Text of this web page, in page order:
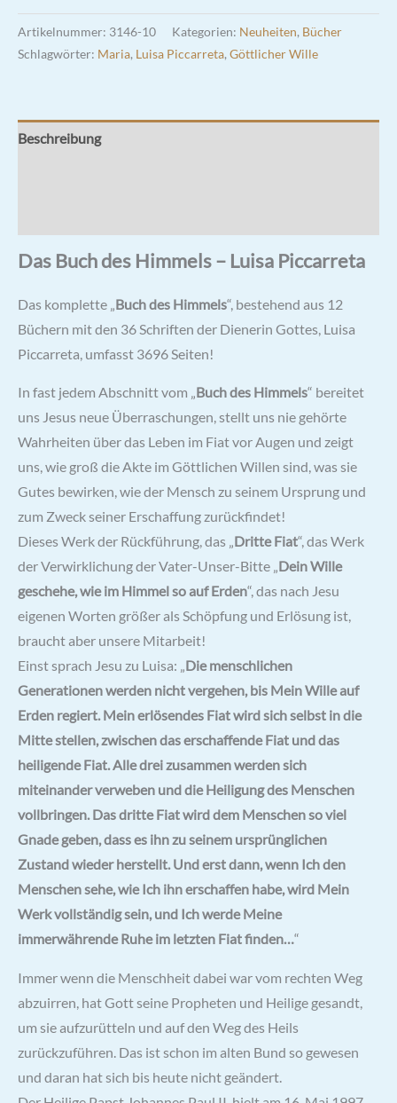
-
Artikelnummer: 3146-10 Kategorien: Neuheiten, Bücher
Schlagwörter: Maria, Luisa Piccarreta, Göttlicher Wille
Beschreibung
Das Buch des Himmels – Luisa Piccarreta
Das komplette „Buch des Himmels“, bestehend aus 12
Büchern mit den 36 Schriften der Dienerin Gottes, Luisa
Piccarreta, umfasst 3696 Seiten!
In fast jedem Abschnitt vom „Buch des Himmels“ bereitet
uns Jesus neue Überraschungen, stellt uns nie gehörte
Wahrheiten über das Leben im Fiat vor Augen und zeigt
uns, wie groß die Akte im Göttlichen Willen sind, was sie
Gutes bewirken, wie der Mensch zu seinem Ursprung und
zum Zweck seiner Erschaffung zurückfindet!
Dieses Werk der Rückführung, das „Dritte Fiat“, das Werk
der Verwirklichung der Vater-Unser-Bitte „Dein Wille
geschehe, wie im Himmel so auf Erden“, das nach Jesu
eigenen Worten größer als Schöpfung und Erlösung ist,
braucht aber unsere Mitarbeit!
Einst sprach Jesu zu Luisa: „Die menschlichen
Generationen werden nicht vergehen, bis Mein Wille auf
Erden regiert. Mein erlösendes Fiat wird sich selbst in die
Mitte stellen, zwischen das erschaffende Fiat und das
heiligende Fiat. Alle drei zusammen werden sich
miteinander verweben und die Heiligung des Menschen
vollbringen. Das dritte Fiat wird dem Menschen so viel
Gnade geben, dass es ihn zu seinem ursprünglichen
Zustand wieder herstellt. Und erst dann, wenn Ich den
Menschen sehe, wie Ich ihn erschaffen habe, wird Mein
Werk vollständig sein, und Ich werde Meine
immerwährende Ruhe im letzten Fiat finden…“
Immer wenn die Menschheit dabei war vom rechten Weg
abzuirren, hat Gott seine Propheten und Heilige gesandt,
um sie aufzurütteln und auf den Weg des Heils
zurückzuführen. Das ist schon im alten Bund so gewesen
und daran hat sich bis heute nicht geändert.